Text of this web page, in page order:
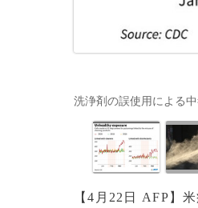
洗浄剤の誤使用による
【4月22日 AFP】